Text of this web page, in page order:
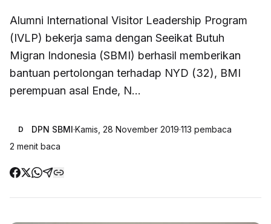
Alumni International Visitor Leadership Program
(IVLP) bekerja sama dengan Seeikat Butuh
Migran Indonesia (SBMI) berhasil memberikan
bantuan pertolongan terhadap NYD (32), BMI
perempuan asal Ende, N...
D DPN SBMI·Kamis, 28 November 2019·113 pembaca
2 menit baca